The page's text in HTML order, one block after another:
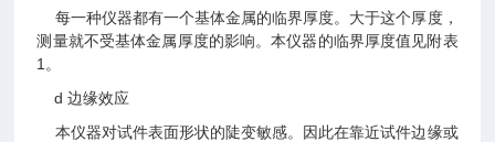
每一种仪器都有一个基体金属的临界厚度。大于这个厚度，
测量就不受基体金属厚度的影响。本仪器的临界厚度值见附表
1。
d 边缘效应
本仪器对试件表面形状的陡变敏感。因此在靠近试件边缘或